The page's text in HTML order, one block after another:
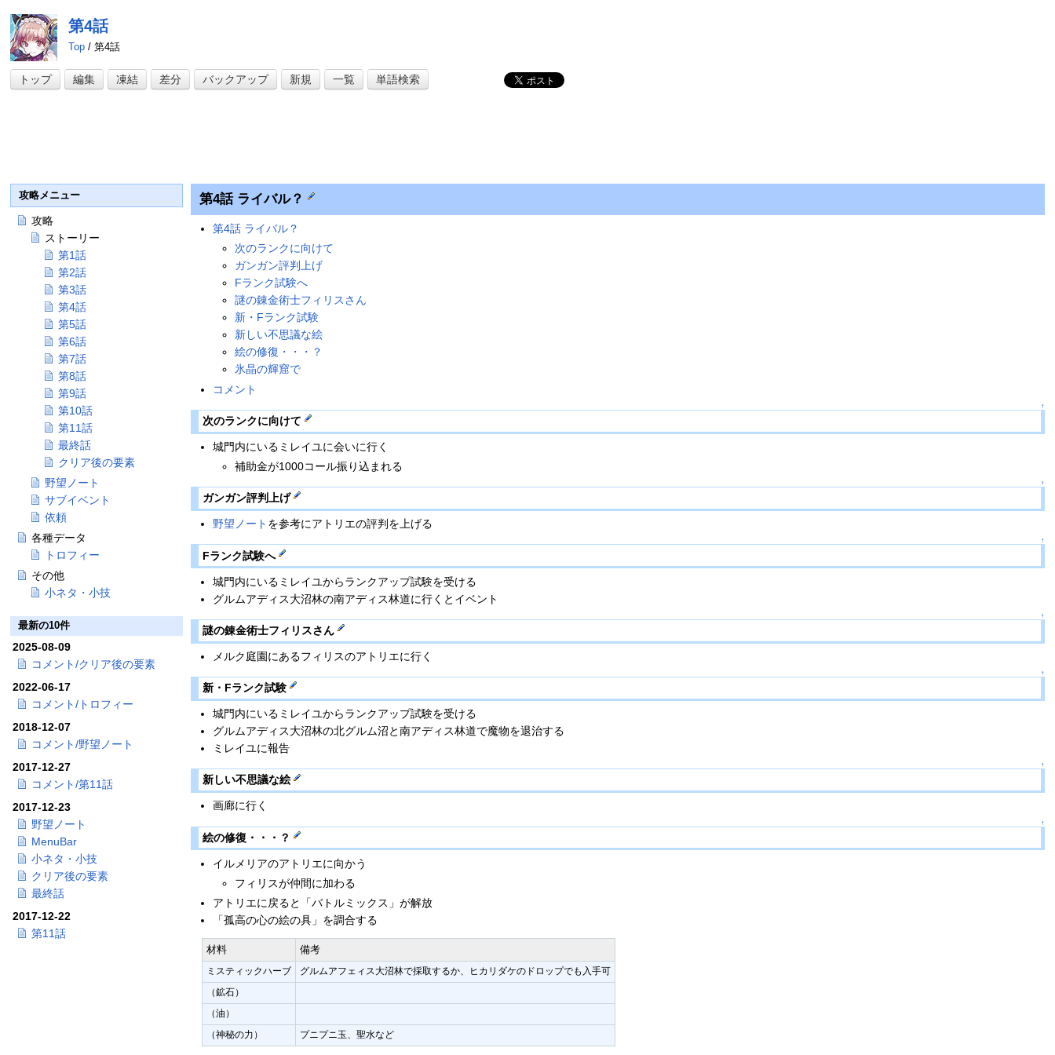
第4話
Top / 第4話
トップ 編集 凍結 差分 バックアップ 新規 一覧 単語検索
第4話 ライバル？
第4話 ライバル？
次のランクに向けて
ガンガン評判上げ
Fランク試験へ
謎の錬金術士フィリスさん
新・Fランク試験
新しい不思議な絵
絵の修復・・・？
氷晶の輝窟で
コメント
↑
次のランクに向けて
城門内にいるミレイユに会いに行く
補助金が1000コール振り込まれる
↑
ガンガン評判上げ
野望ノート を参考にアトリエの評判を上げる
↑
Fランク試験へ
城門内にいるミレイユからランクアップ試験を受ける
グルムアディス大沼林の南アディス林道に行くとイベント
↑
謎の錬金術士フィリスさん
メルク庭園にあるフィリスのアトリエに行く
↑
新・Fランク試験
城門内にいるミレイユからランクアップ試験を受ける
グルムアディス大沼林の北グルム沼と南アディス林道で魔物を退治する
ミレイユに報告
↑
新しい不思議な絵
画廊に行く
↑
絵の修復・・・？
イルメリアのアトリエに向かう
フィリスが仲間に加わる
アトリエに戻ると「バトルミックス」が解放
「孤高の心の絵の具」を調合する
材料 備考
ミスティックハーブ
グルムアフェィス大沼林で採取するか、ヒカリダケのドロップでも入手可
（鉱石）
（油）
（神秘の力）
プニプニ玉、聖水など
攻略メニュー
攻略
ストーリー
第1話
第2話
第3話
第4話
第5話
第6話
第7話
第8話
第9話
第10話
第11話
最終話
クリア後の要素
野望ノート
サブイベント
依頼
各種データ
トロフィー
その他
小ネタ・小技
最新の10件
2025-08-09
コメント/クリア後の要素
2022-06-17
コメント/トロフィー
2018-12-07
コメント/野望ノート
2017-12-27
コメント/第11話
2017-12-23
野望ノート
MenuBar
小ネタ・小技
クリア後の要素
最終話
2017-12-22
第11話